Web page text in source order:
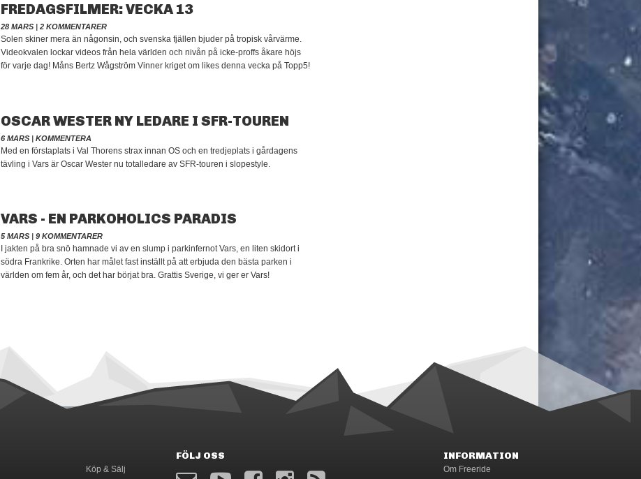
FREDAGSFILMER: VECKA 13
28 MARS | 2 KOMMENTARER
Solen skiner mera än någonsin, och svenska fjällen bjuder på tropisk vårvärme.
Videokvalen lockar videos från hela världen och nivån på icke-proffs åkare höjs
för varje dag! Måns Bertz Wågström Vinner kriget om likes denna vecka på Topp5!
OSCAR WESTER NY LEDARE I SFR-TOUREN
6 MARS | KOMMENTERA
Med en förstaplats i Val Thorens strax innan OS och en tredjeplats i gårdagens
tävling i Vars är Oscar Wester nu totalledare av SFR-touren i slopestyle.
VARS - EN PARKOHOLICS PARADIS
5 MARS | 9 KOMMENTARER
I jakten på bra snö hamnade vi av en slump i parkinfernot Vars, en liten skidort i
södra Frankrike. Orten har målet fast inställt på att erbjuda den bästa parken i
världen om fem år, och det har börjat bra. Grattis Sverige, vi ger er Vars!
Köp & Sälj
FÖLJ OSS INFORMATION
Om Freeride